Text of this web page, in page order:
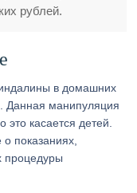
рублей.
в домашних
Данная манипуляция
это касается детей.
показаниях,
процедуры